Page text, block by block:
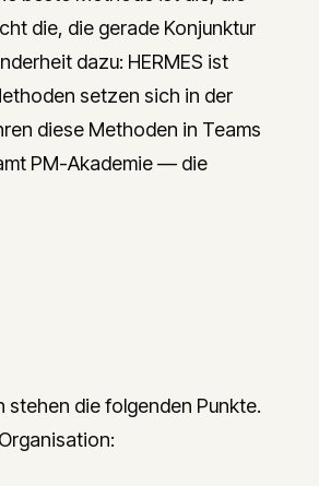
die, die gerade Konjunktur
dazu: HERMES ist
setzen sich in der
diese Methoden in Teams
PM-Akademie — die
stehen die folgenden Punkte.